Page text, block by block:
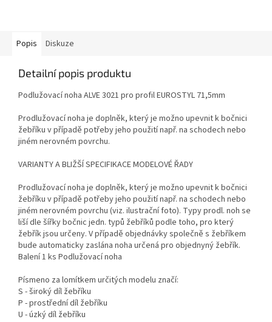
Popis Diskuze
Detailní popis produktu
Podlužovací noha ALVE 3021 pro profil EUROSTYL 71,5mm
Prodlužovací noha je doplněk, který je možno upevnit k bočnici
žebříku v případě potřeby jeho použití např. na schodech nebo
jiném nerovném povrchu.
VARIANTY A BLIŽŠÍ SPECIFIKACE MODELOVÉ ŘADY
Prodlužovací noha je doplněk, který je možno upevnit k bočnici
žebříku v případě potřeby jeho použití např. na schodech nebo
jiném nerovném povrchu (viz. ilustrační foto). Typy prodl. noh se
liší dle šířky bočnic jedn. typů žebříků podle toho, pro který
žebřík jsou určeny. V případě objednávky společně s žebříkem
bude automaticky zaslána noha určená pro objednyný žebřík.
Balení 1 ks Podlužovací noha
Písmeno za lomítkem určitých modelu značí:
S - široký díl žebříku
P - prostřední díl žebříku
U - úzký díl žebříku